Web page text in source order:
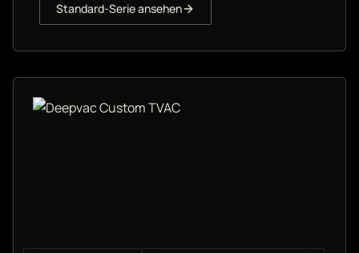
Standard-Serie ansehen